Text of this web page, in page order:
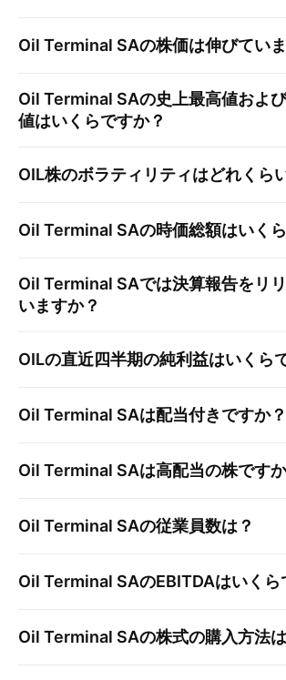
Oil Terminal SAの株価は伸びてい
Oil Terminal SAの史上最高値およ
値はいくらですか？
OIL株のボラティリティはどれくら
Oil Terminal SAの時価総額はいく
Oil Terminal SAでは決算報告をリ
いますか？
OILの直近四半期の純利益はいくら
Oil Terminal SAは配当付きですか？
Oil Terminal SAは高配当の株です
Oil Terminal SAの従業員数は？
Oil Terminal SAのEBITDAはいくら
Oil Terminal SAの株式の購入方法